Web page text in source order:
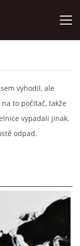
vyhodil, ale
to počítač, takže
vypadali jinak.
odpad.